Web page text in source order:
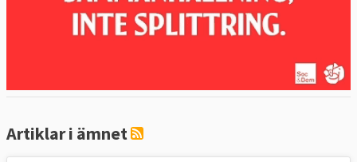
Artiklar i ämnet